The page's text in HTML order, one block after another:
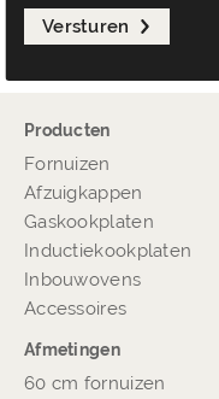
Versturen
Producten
Fornuizen
Afzuigkappen
Gaskookplaten
Inductiekookplaten
Inbouwovens
Accessoires
Afmetingen
60 cm fornuizen